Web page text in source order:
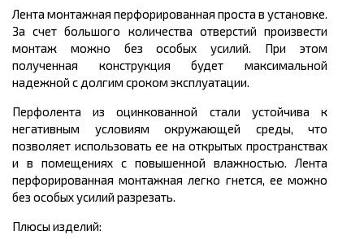
Лента монтажная перфорированная проста в установке.
За счет большого количества отверстий произвести
монтаж можно без особых усилий. При этом
полученная конструкция будет максимальной
надежной с долгим сроком эксплуатации.
Перфолента из оцинкованной стали устойчива к
негативным условиям окружающей среды, что
позволяет использовать ее на открытых пространствах
и в помещениях с повышенной влажностью. Лента
перфорированная монтажная легко гнется, ее можно
без особых усилий разрезать.
Плюсы изделий: